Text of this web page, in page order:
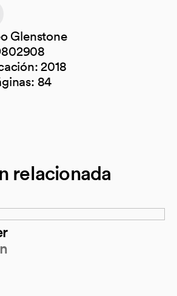
tab)
Glenstone
2018
84
relacionada